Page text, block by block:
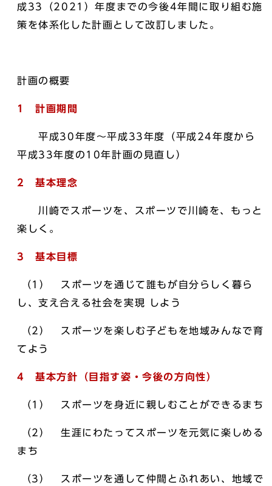
成33（2021）年度までの今後4年間に取り組む施
策を体系化した計画として改訂しました。
計画の概要
1 計画期間
平成30年度～平成33年度（平成24年度から
平成33年度の10年計画の見直し）
2 基本理念
川崎でスポーツを、スポーツで川崎を、もっと
楽しく。
3 基本目標
（1） スポーツを通じて誰もが自分らしく暮ら
し、支え合える社会を実現 しよう
（2） スポーツを楽しむ子どもを地域みんなで育
てよう
4 基本方針（目指す姿・今後の方向性）
（1） スポーツを身近に親しむことができるまち
（2） 生涯にわたってスポーツを元気に楽しめる
まち
（3） スポーツを通して仲間とふれあい、地域で